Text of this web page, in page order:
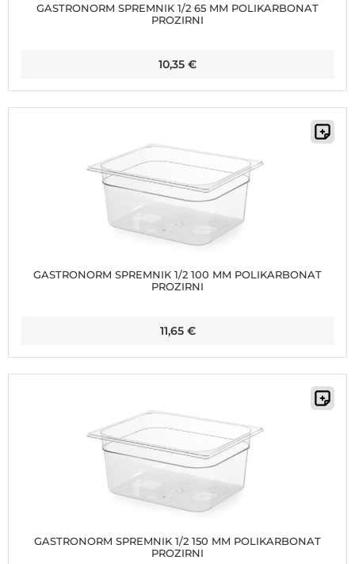
GASTRONORM SPREMNIK 1/2 65 MM POLIKARBONAT
PROZIRNI
10,35 €
GASTRONORM SPREMNIK 1/2 100 MM POLIKARBONAT
PROZIRNI
11,65 €
GASTRONORM SPREMNIK 1/2 150 MM POLIKARBONAT
PROZIRNI